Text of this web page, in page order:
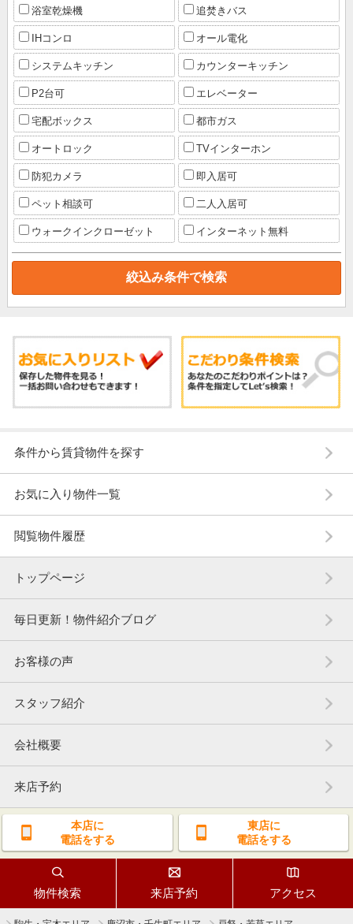
浴室乾燥機 追焚きバス
IHコンロ オール電化
システムキッチン カウンターキッチン
P2台可 エレベーター
宅配ボックス 都市ガス
オートロック TVインターホン
防犯カメラ 即入居可
ペット相談可 二人入居可
ウォークインクローゼット インターネット無料
条件から賃貸物件を探す
お気に入り物件一覧
閲覧物件履歴
トップページ
毎日更新！物件紹介ブログ
お客様の声
スタッフ紹介
会社概要
来店予約
本店に
電話をする
東店に
電話をする
物件検索 来店予約 アクセス